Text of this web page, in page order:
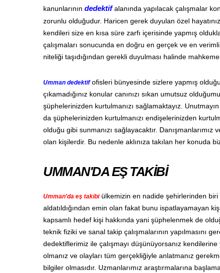
kanunlarının dedektifalanında yapılacak çalışmalar
zorunlu olduğudur. Haricen gerek duyulan özel
kendileri size en kısa süre zarfı içerisinde yapmış
çalışmaları sonucunda en doğru en gerçek ve en
niteliği taşıdığından gerekli duyulması halinde
Umman dedektifofisleri bünyesinde sizlere yapmış
çıkamadığınız konular canınızı sıkan umutsuz
şüphelerinizden kurtulmanızı sağlamaktayız.
da şüphelerinizden kurtulmanızı endişelerinizden
olduğu gibi sunmanızı sağlayacaktır.
olan kişilerdir. Bu nedenle aklınıza takılan her konuda
UMMAN'DA EŞ TAKİBİ
Umman'da eş takibiülkemizin en nadide şehirlerinden biri
aldatıldığından emin olan fakat bunu ispatlayamayan
kapsamlı hedef kişi hakkında yani şüphelenmek de
teknik fiziki ve sanal takip çalışmalarının yapılmasını
dedektiflerimiz ile çalışmayı düşünüyorsanız
olmanız ve olayları tüm gerçekliğiyle anlatmanız
bilgiler olmasıdır. Uzmanlarımız araştırmalarına